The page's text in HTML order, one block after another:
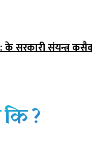
के सरकारी संयन्त्र
?